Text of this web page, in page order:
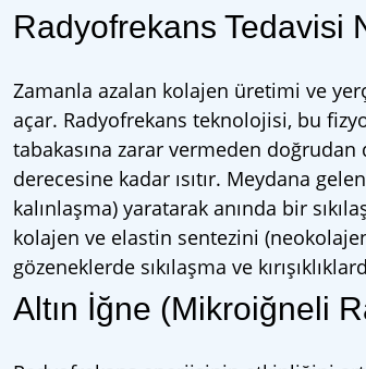
Radyofrekans Tedavisi
Zamanla azalan kolajen üretimi ve
açar. Radyofrekans teknolojisi, bu
tabakasına zarar vermeden
derecesine kadar ısıtır. Meydana
kalınlaşma) yaratarak anında bir
kolajen ve elastin sentezini
gözeneklerde sıkılaşma ve
Altın İğne (Mikroiğneli